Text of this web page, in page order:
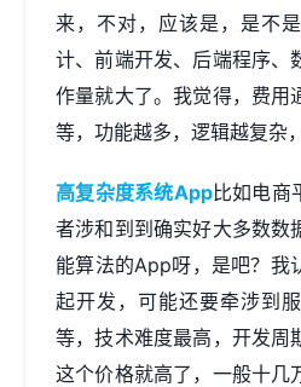
来，不对，应该是，是不
计、前端开发、后端程序、
作量就大了。我觉得，费用
等，功能越多，逻辑越复杂
高复杂度系统App比如电商
者涉和到到确实好大多数数
能算法的App呀，是吧？我
起开发，可能还要牵涉到
等，技术难度最高，开发周
这个价格就高了，一般十几